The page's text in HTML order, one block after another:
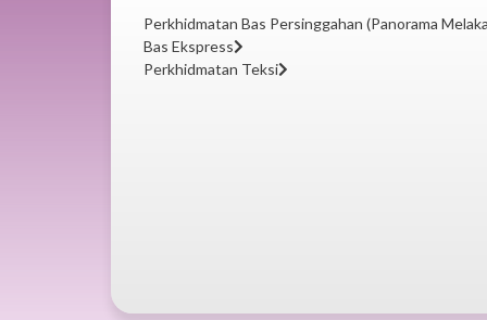
Perkhidmatan Bas Persinggahan (Panorama
Bas Ekspress
Perkhidmatan Teksi